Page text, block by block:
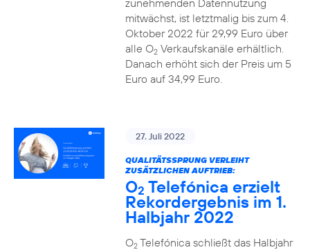
zunehmenden Datennutzung
mitwächst, ist letztmalig bis zum 4.
Oktober 2022 für 29,99 Euro über
alle O2Verkaufskanäle erhältlich.
Danach erhöht sich der Preis um 5
Euro auf 34,99 Euro.
27. Juli 2022
QUALITÄTSSPRUNG VERLEIHT
ZUSÄTZLICHEN AUFTRIEB:
O2 Telefónica erzielt
Rekordergebnis im 1.
Halbjahr 2022
O2Telefónica schließt das Halbjahr